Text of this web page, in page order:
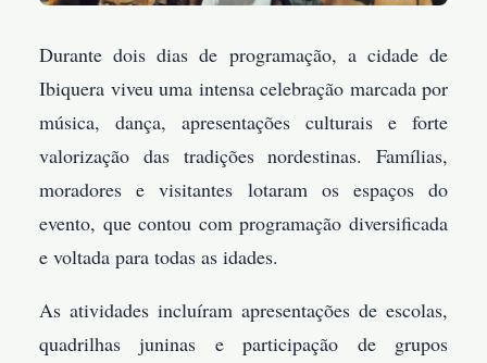
Durante dois dias de programação, a cidade de
Ibiquera viveu uma intensa celebração marcada por
música, dança, apresentações culturais e forte
valorização das tradições nordestinas. Famílias,
moradores e visitantes lotaram os espaços do
evento, que contou com programação diversificada
e voltada para todas as idades.
As atividades incluíram apresentações de escolas,
quadrilhas juninas e participação de grupos